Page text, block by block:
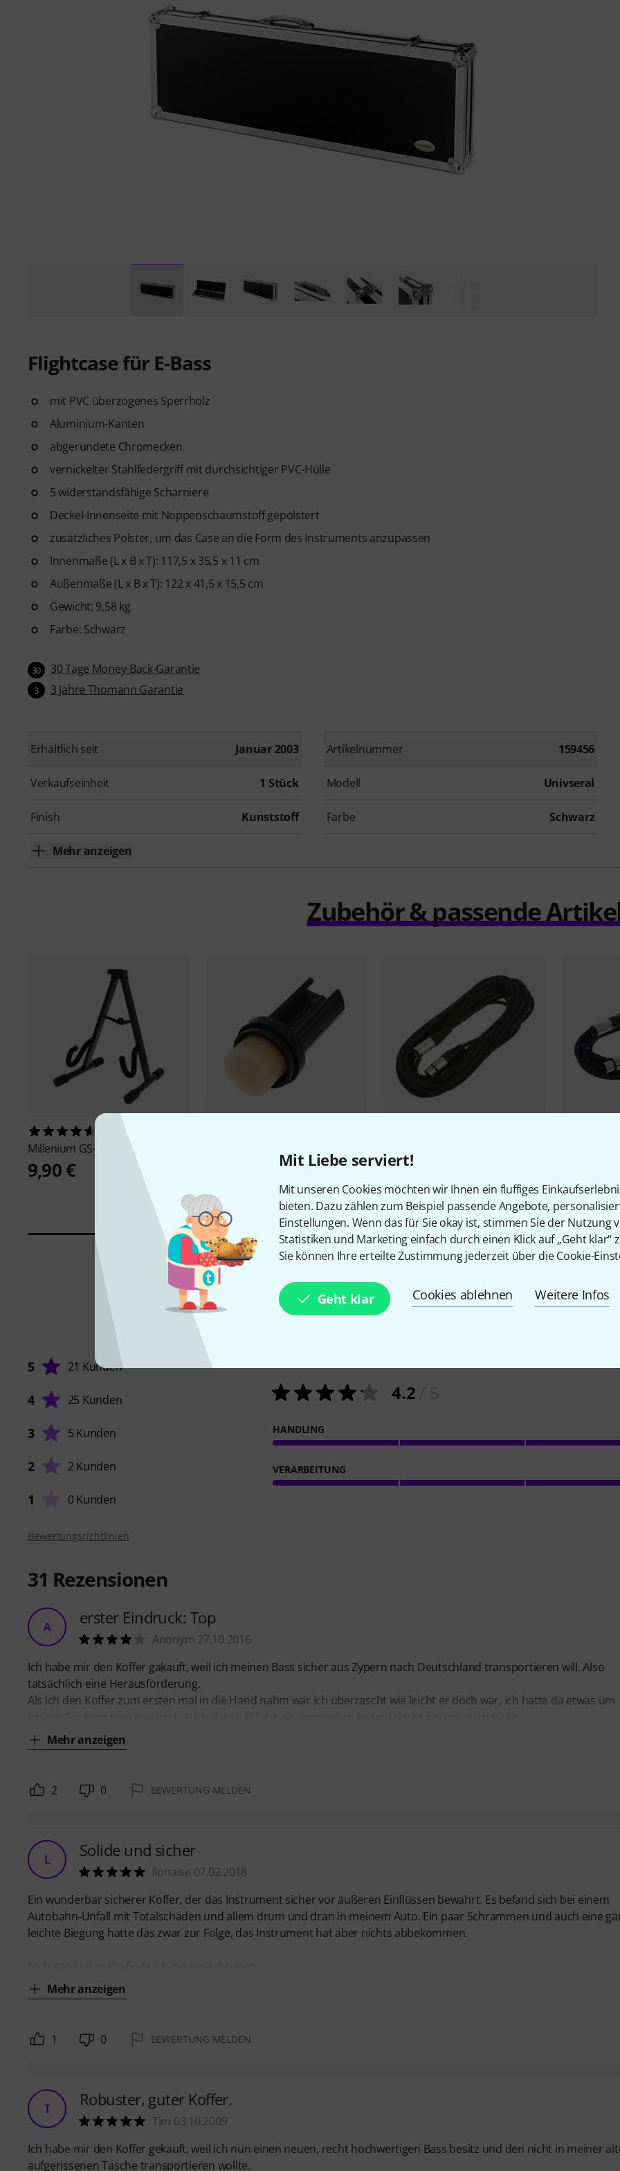
Mit Liebe serviert!
Mit unseren Cookies möchten wir Ihnen ein fluffiges
bieten. Dazu zählen zum Beispiel passende Angebote,
Einstellungen. Wenn das für Sie okay ist, stimmen Sie der Nutzung
Statistiken und Marketing einfach durch einen Klick auf „Geht klar“
Sie können Ihre erteilte Zustimmung jederzeit über die Cookie-
Geht klar Cookies ablehnen Weitere Infos
Flightcase für E-Bass
mit PVC überzogenes Sperrholz
Aluminium-Kanten
abgerundete Chromecken
vernickelter Stahlfedergriff mit durchsichtiger PVC-Hülle
5 widerstandsfähige Scharniere
Deckel-Innenseite mit Noppenschaumstoff gepolstert
zusätzliches Polster, um das Case an die Form des Instruments anzupassen
Innenmaße (L x B x T): 117,5 x 35,5 x 11 cm
Außenmaße (L x B x T): 122 x 41,5 x 15,5 cm
Gewicht: 9,58 kg
Farbe: Schwarz
30 30 Tage Money-Back-Garantie
3 3 Jahre Thomann Garantie
Erhältlich seit Januar 2003 Artikelnummer 159456
Verkaufseinheit 1 Stück Modell Univseral
Finish Kunststoff Farbe Schwarz
Mehr anzeigen
Zubehör & passende
15881
Millenium GS-2001 E
9,90 € 7,90 €
53Kundenbewertungen
5 21 Kunden
4 25 Kunden
3 5 Kunden
2 2 Kunden
1 0 Kunden
4.2
HANDLING
VERARBEITUNG
Bewertungsrichtlinien
31 Rezensionen
A erster Eindruck: Top
Anonym 27.10.2016
Ich habe mir den Koffer gakauft, weil ich meinen Bass sicher aus Zypern nach Deutschland transportieren will. Also
tatsächlich eine Herausforderung.
Als ich den Koffer zum ersten mal in die Hand nahm war ich überrascht wie leicht er doch war, ich hatte da etwas um
Mehr anzeigen
2 0 BEWERTUNG MELDEN
L Solide und sicher
lionaise 07.02.2018
Ein wunderbar sicherer Koffer, der das Instrument sicher vor äußeren Einflüssen bewahrt. Es befand sich bei einem
Autobahn-Unfall mit Totalschaden und allem drum und dran in meinem Auto. Ein paar Schrammen und auch eine
leichte Biegung hatte das zwar zur Folge, das Instrument hat aber nichts abbekommen.
Mehr anzeigen
1 0 BEWERTUNG MELDEN
T Robuster, guter Koffer.
Tim 03.10.2009
Ich habe mir den Koffer gekauft, weil ich nun einen neuen, recht hochwertigen Bass besitz und den nicht in meiner
aufgerissenen Tasche transportieren wollte.